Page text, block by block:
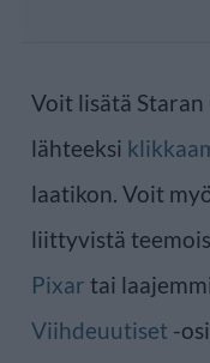
Voit lisätä Staran
lähteeksi
laatikon. Voit
liittyvistä
Pixar tai
Viihdeuutiset -